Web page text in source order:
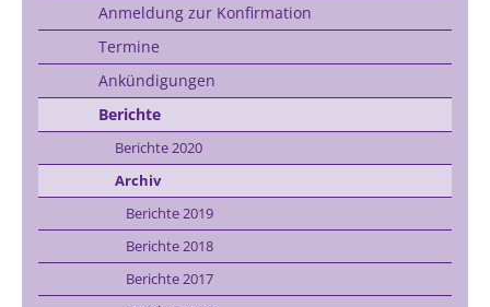
Anmeldung zur Konfirmation
Termine
Ankündigungen
Berichte
Berichte 2020
Archiv
Berichte 2019
Berichte 2018
Berichte 2017